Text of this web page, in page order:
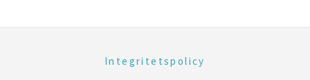
Integritetspolicy